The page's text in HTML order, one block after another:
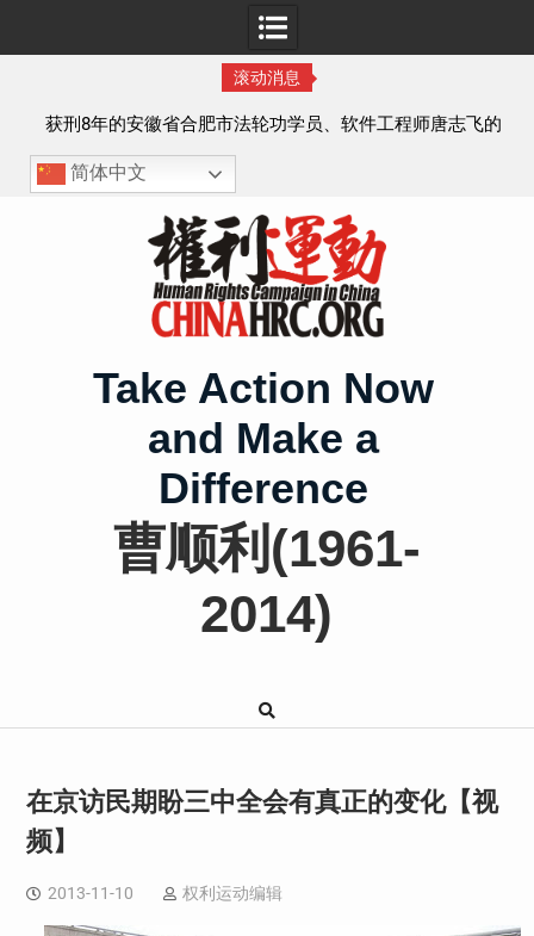
滚动消息
获刑8年的安徽省合肥市法轮功学员、软件工程师唐志飞的
案情及简历
简体中文
Take Action Now
and Make a
Difference
曹顺利(1961-
2014)
在京访民期盼三中全会有真正的变化【视
频】
2013-11-10 权利运动编辑